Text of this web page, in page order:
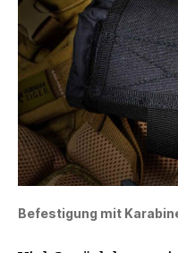
Befestigung mit